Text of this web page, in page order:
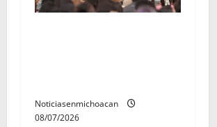
Noticiasenmichoacan
08/07/2026